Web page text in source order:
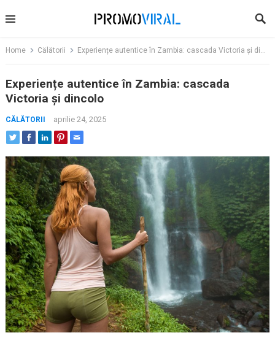
to
Home Călătorii Experiențe autentice în Zambia: cascada Victoria și dincolo
Experiențe autentice în Zambia: cascada
Victoria și dincolo
CĂLĂTORII aprilie 24, 2025